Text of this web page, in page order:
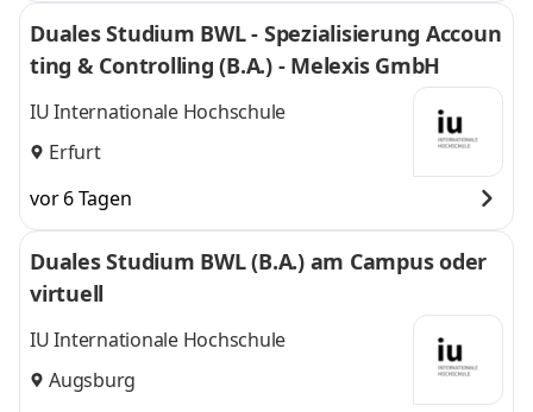
Duales Studium BWL - Spezialisierung Accoun
ting & Controlling (B.A.) - Melexis GmbH
IU Internationale Hochschule
Erfurt
vor 6 Tagen
Duales Studium BWL (B.A.) am Campus oder
virtuell
IU Internationale Hochschule
Augsburg